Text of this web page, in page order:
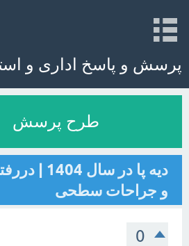
پرسش و پاسخ اداری و
طرح پرسش
دیه پا در
و جراحات سطحی
0